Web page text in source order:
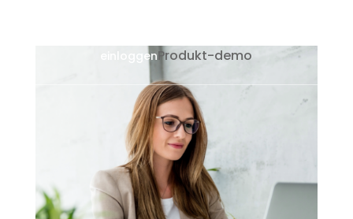
einloggenProdukt-demo